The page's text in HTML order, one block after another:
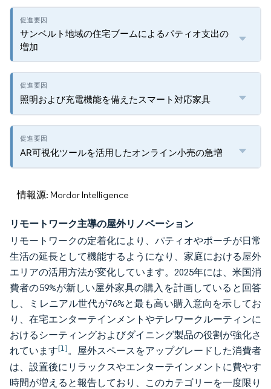
サンベルト地域の住宅ブームによるパティオ支出の
増加
照明および充電機能を備えたスマート対応家具
AR可視化ツールを活用したオンライン小売の急増
情報源: Mordor Intelligence
リモートワーク主導の屋外リノベーション
リモートワークの定着化により、パティオやポーチが日常
生活の延長として機能するようになり、家庭における屋外
エリアの活用方法が変化しています。2025年には、米国消
費者の59%が新しい屋外家具の購入を計画していると回答
し、ミレニアル世代が76%と最も高い購入意向を示してお
り、在宅エンターテインメントやテレワークルーティンに
おけるシーティングおよびダイニング製品の役割が強化さ
れています[1]。屋外スペースをアップグレードした消費者
は、設置後にリラックスやエンターテインメントに費やす
時間が増えると報告しており、このカテゴリーを一度限り